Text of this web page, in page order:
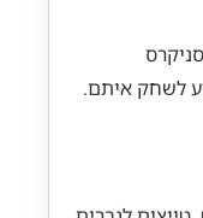
לשחק איתם.